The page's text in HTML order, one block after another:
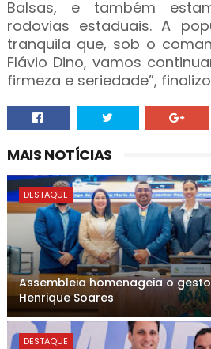
Balsas, e também
rodovias estaduais. A
tranquila que, sob o
Flávio Dino, vamos
firmeza e seriedade”,
MAIS NOTÍCIAS
DESTAQUE
Assembleia homenageia o
Henrique Soares
DESTAQUE